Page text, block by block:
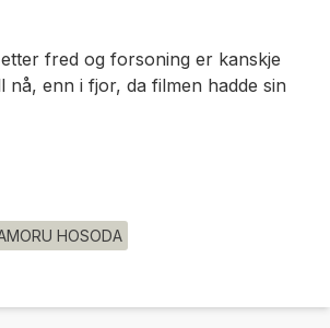
fred og forsoning er kanskje
nå, enn i fjor, da filmen hadde sin
HOSODA